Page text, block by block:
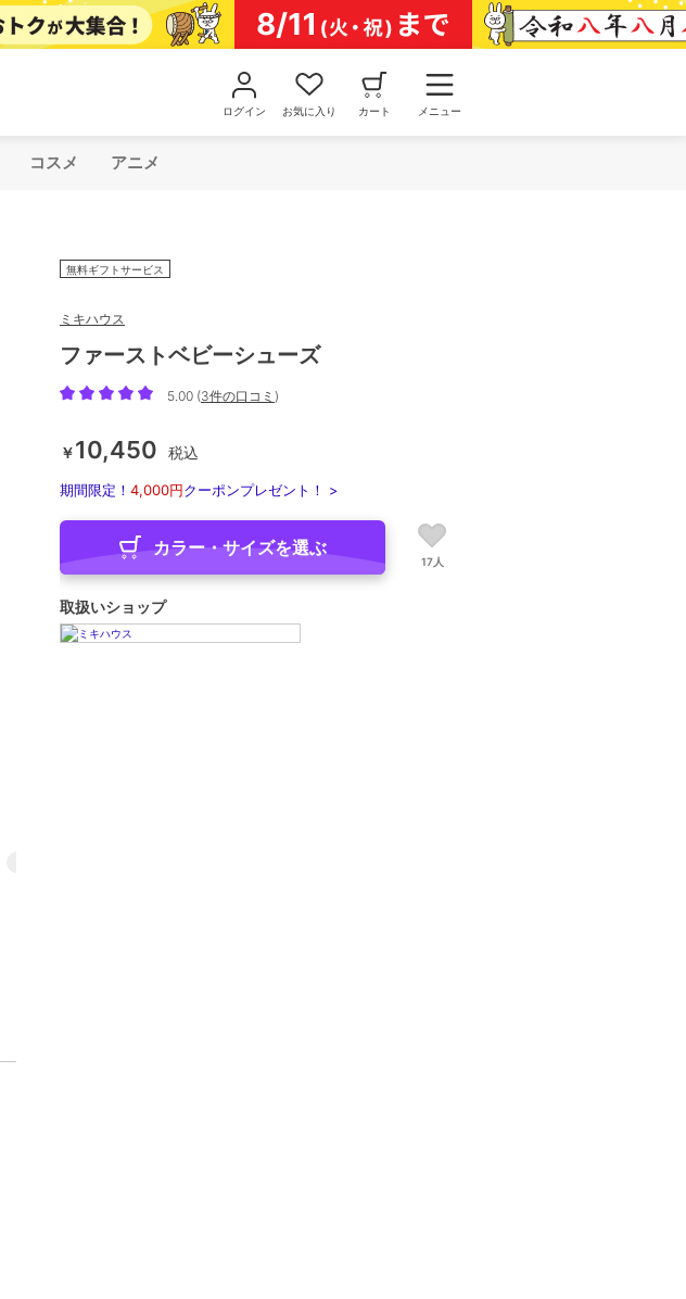
ログイン お気に入り カート メニュー
コスメ アニメ
無料ギフトサービス
ミキハウス
ファーストベビーシューズ
5.00 (3件の口コミ )
￥10,450 税込
期間限定！ 4,000円クーポンプレゼント！ >
カラー・サイズを選ぶ
17人
取扱いショップ